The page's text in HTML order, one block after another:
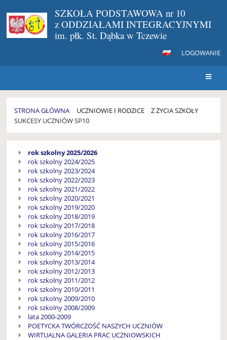
SZKOŁA PODSTAWOWA nr 10
z ODDZIAŁAMI INTEGRACYJNYMI
im. płk. St. Dąbka w Tczewie
LOGOWANIE
STRONA GŁÓWNA UCZNIOWIE I RODZICE
Z ŻYCIA SZKOŁY
SUKCESY UCZNIÓW SP10
UCZNIÓW
SP10
rok szkolny 2025/2026
rok szkolny 2024/2025
rok szkolny 2023/2024
rok szkolny 2022/2023
rok szkolny 2021/2022
rok szkolny 2020/2021
rok szkolny 2019/2020
rok szkolny 2018/2019
rok szkolny 2017/2018
rok szkolny 2016/2017
rok szkolny 2015/2016
rok szkolny 2014/2015
rok szkolny 2013/2014
rok szkolny 2012/2013
rok szkolny 2011/2012
rok szkolny 2010/2011
rok szkolny 2009/2010
rok szkolny 2008/2009
lata 2000-2009
POETYCKA TWÓRCZOŚĆ NASZYCH UCZNIÓW
WIRTUALNA GALERIA PRAC UCZNIOWSKICH